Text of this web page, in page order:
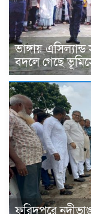
ভাঙ্গায়
বদলে গেছে